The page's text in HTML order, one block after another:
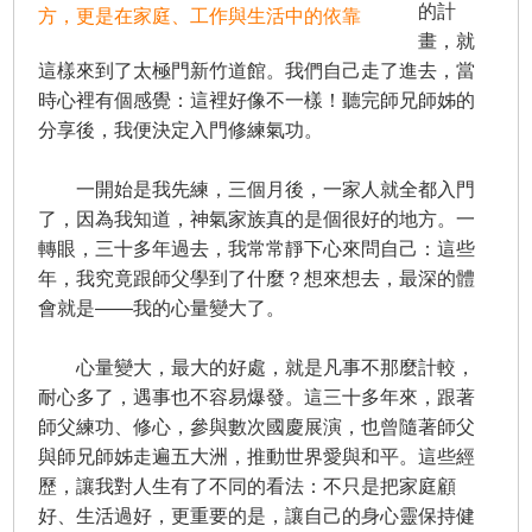
方，更是在家庭、工作與生活中的依靠
的計
畫，就
這樣來到了太極門新竹道館。我們自己走了進去，當
時心裡有個感覺：這裡好像不一樣！聽完師兄師姊的
分享後，我便決定入門修練氣功。
一開始是我先練，三個月後，一家人就全都入門
了，因為我知道，神氣家族真的是個很好的地方。一
轉眼，三十多年過去，我常常靜下心來問自己：這些
年，我究竟跟師父學到了什麼？想來想去，最深的體
會就是——我的心量變大了。
心量變大，最大的好處，就是凡事不那麼計較，
耐心多了，遇事也不容易爆發。這三十多年來，跟著
師父練功、修心，參與數次國慶展演，也曾隨著師父
與師兄師姊走遍五大洲，推動世界愛與和平。這些經
歷，讓我對人生有了不同的看法：不只是把家庭顧
好、生活過好，更重要的是，讓自己的身心靈保持健